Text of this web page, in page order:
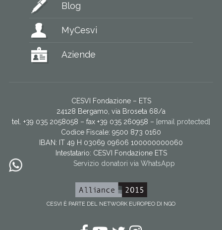
Blog
MyCesvi
Aziende
CESVI Fondazione – ETS
24128 Bergamo, via Broseta 68/a
tel. +39 035 2058058 – fax +39 035 260958 – [email protected]
Codice Fiscale: 9500 873 0160
IBAN: IT 49 H 03069 09606 100000000060
Intestatario: CESVI Fondazione ETS
Servizio donatori via WhatsApp
CESVI È PARTE DEL NETWORK EUROPEO DI NGO